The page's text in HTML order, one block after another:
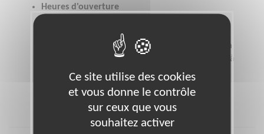
Heures d'ouverture
17H00Accueil social d'urgence : lundi et jeudi de
9H30 à 12H00Epicerie sociale : Mardi de 14H00 à
17H00Secrétariat : lundi, mardi et jeudi de 9H00 à
12H30 et 13H30 à 17H00Mercredi permanence
Ce site utilise des cookies
et vous donne le contrôle
sur ceux que vous
souhaitez activer